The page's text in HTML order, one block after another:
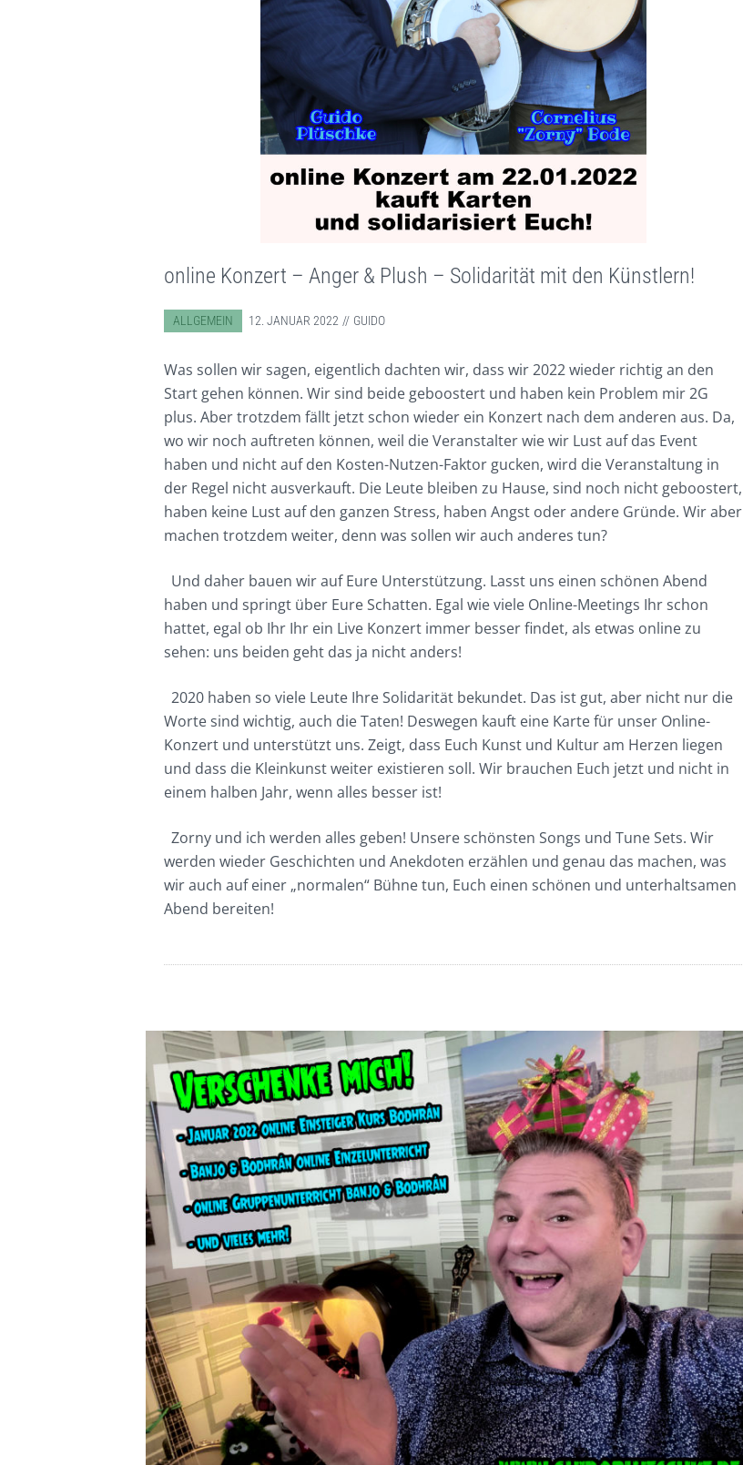
online Konzert – Anger & Plush – Solidarität mit den Künstlern!
ABGELEGT IN:
ALLGEMEIN 12. JANUAR 2022 GUIDO
Was sollen wir sagen, eigentlich dachten wir, dass wir 2022 wieder richtig an den
Start gehen können. Wir sind beide geboostert und haben kein Problem mir 2G
plus. Aber trotzdem fällt jetzt schon wieder ein Konzert nach dem anderen aus. Da,
wo wir noch auftreten können, weil die Veranstalter wie wir Lust auf das Event
haben und nicht auf den Kosten-Nutzen-Faktor gucken, wird die Veranstaltung in
der Regel nicht ausverkauft. Die Leute bleiben zu Hause, sind noch nicht geboostert,
haben keine Lust auf den ganzen Stress, haben Angst oder andere Gründe. Wir aber
machen trotzdem weiter, denn was sollen wir auch anderes tun?
Und daher bauen wir auf Eure Unterstützung. Lasst uns einen schönen Abend
haben und springt über Eure Schatten. Egal wie viele Online-Meetings Ihr schon
hattet, egal ob Ihr Ihr ein Live Konzert immer besser findet, als etwas online zu
sehen: uns beiden geht das ja nicht anders!
2020 haben so viele Leute Ihre Solidarität bekundet. Das ist gut, aber nicht nur die
Worte sind wichtig, auch die Taten! Deswegen kauft eine Karte für unser Online-
Konzert und unterstützt uns. Zeigt, dass Euch Kunst und Kultur am Herzen liegen
und dass die Kleinkunst weiter existieren soll. Wir brauchen Euch jetzt und nicht in
einem halben Jahr, wenn alles besser ist!
Zorny und ich werden alles geben! Unsere schönsten Songs und Tune Sets. Wir
werden wieder Geschichten und Anekdoten erzählen und genau das machen, was
wir auch auf einer „normalen“ Bühne tun, Euch einen schönen und unterhaltsamen
Abend bereiten!